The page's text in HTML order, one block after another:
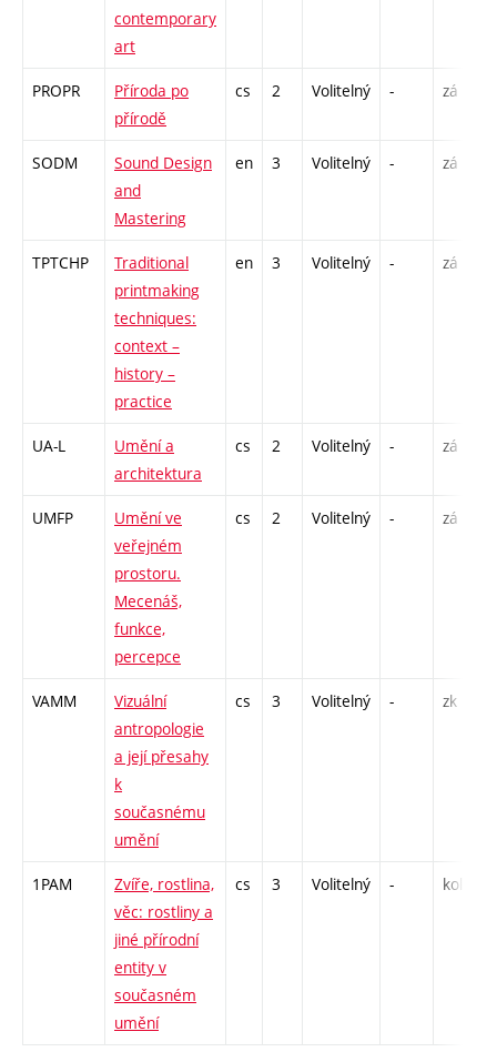
contemporary
art
PROPR
Příroda po
přírodě
cs 2 Volitelný - zá
SODM
Sound Design
and
Mastering
en 3 Volitelný - zá
TPTCHP
Traditional
printmaking
techniques:
context –
history –
practice
en 3 Volitelný - zá
UA-L
Umění a
architektura
cs 2 Volitelný - zá
UMFP
Umění ve
veřejném
prostoru.
Mecenáš,
funkce,
percepce
cs 2 Volitelný - zá
VAMM
Vizuální
antropologie
a její přesahy
k
současnému
umění
cs 3 Volitelný - zk
1PAM
Zvíře, rostlina,
věc: rostliny a
jiné přírodní
entity v
současném
umění
cs 3 Volitelný - kol